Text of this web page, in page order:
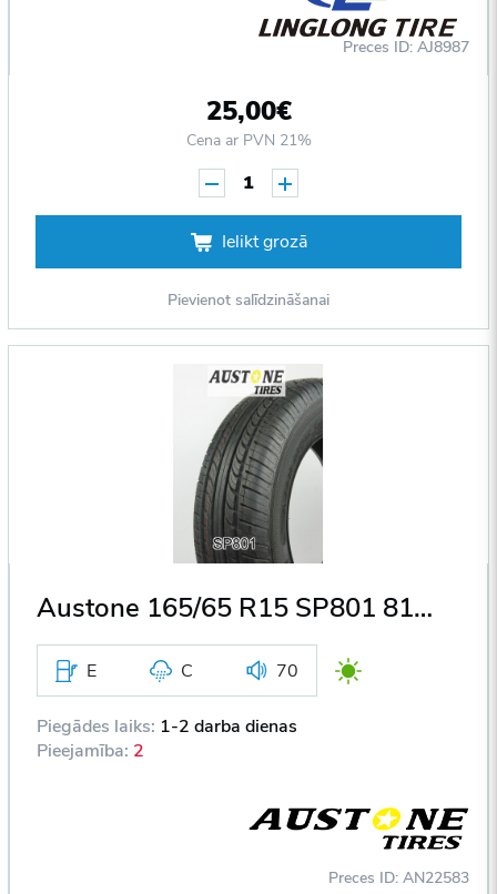
Preces ID: AJ8987
25,00€
Cena ar PVN 21%
1
Ielikt grozā
Pievienot salīdzināšanai
Austone 165/65 R15 SP801 81H DOT2020
E C 70
Piegādes laiks: 1-2 darba dienas
Pieejamība: 2
Preces ID: AN22583